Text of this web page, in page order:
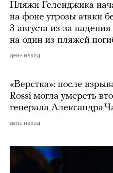
Пляжи Геленджика
на фоне угрозы атаки
3 августа из-за
на один из пляжей
день назад
«Верстка»: после
Rossi могла умереть
генерала Александра
день назад